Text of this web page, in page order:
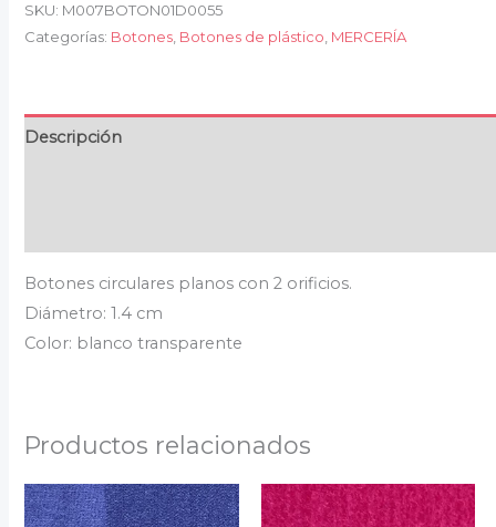
SKU: M007BOTON01D0055
Categorías: Botones Botones de plástico MERCERÍA
Descripción
Botones circulares planos con 2 orificios.
Diámetro: 1.4 cm
Color: blanco transparente
Productos relacionados